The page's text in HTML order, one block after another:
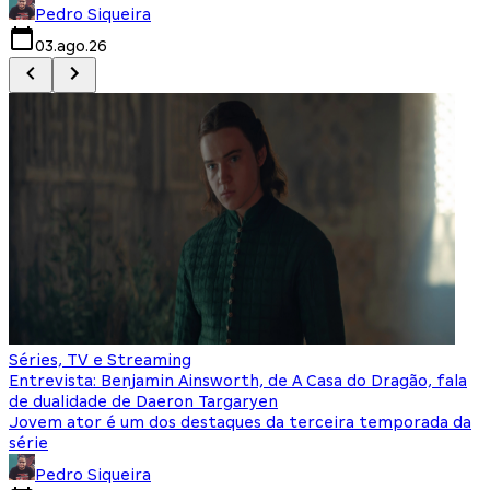
Pedro Siqueira
03.ago.26
Séries, TV e Streaming
Entrevista: Benjamin Ainsworth, de A Casa do Dragão, fala
de dualidade de Daeron Targaryen
Jovem ator é um dos destaques da terceira temporada da
série
Pedro Siqueira